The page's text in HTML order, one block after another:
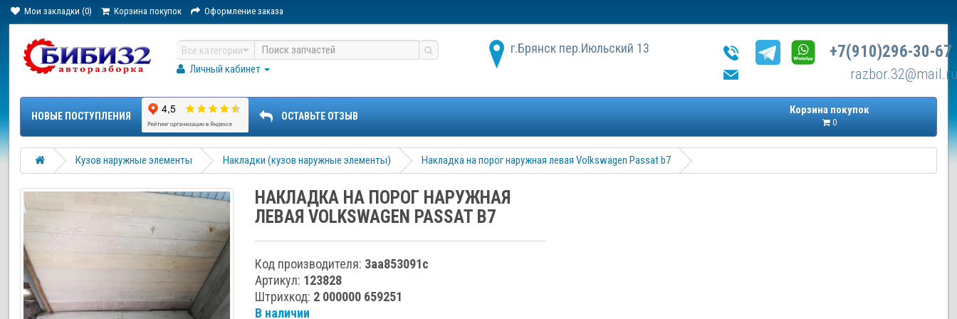
Мои закладки (0) Корзина покупок Оформление заказа
Все категории
Личный кабинет
г.Брянск пер.Июльский 13 +7(910)296-30-67
Корзина покупок
0
НОВЫЕ ПОСТУПЛЕНИЯ ОСТАВЬТЕ ОТЗЫВ
Кузов наружные элементы Накладки (кузов наружные элементы) Накладка на порог наружная левая Volkswagen Passat b7
НАКЛАДКА НА ПОРОГ НАРУЖНАЯ
ЛЕВАЯ VOLKSWAGEN PASSAT B7
Код производителя: 3aa853091c
Артикул: 123828
Штрихкод: 2 000000 659251
В наличии